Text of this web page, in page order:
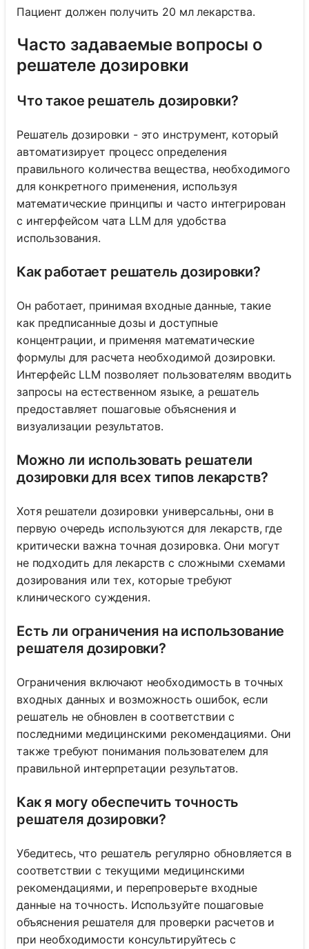
Пациент должен получить 20 мл лекарства.
Часто задаваемые вопросы о
решателе дозировки
Что такое решатель дозировки?
Решатель дозировки - это инструмент, который
автоматизирует процесс определения
правильного количества вещества, необходимого
для конкретного применения, используя
математические принципы и часто интегрирован
с интерфейсом чата LLM для удобства
использования.
Как работает решатель дозировки?
Он работает, принимая входные данные, такие
как предписанные дозы и доступные
концентрации, и применяя математические
формулы для расчета необходимой дозировки.
Интерфейс LLM позволяет пользователям вводить
запросы на естественном языке, а решатель
предоставляет пошаговые объяснения и
визуализации результатов.
Можно ли использовать решатели
дозировки для всех типов лекарств?
Хотя решатели дозировки универсальны, они в
первую очередь используются для лекарств, где
критически важна точная дозировка. Они могут
не подходить для лекарств с сложными схемами
дозирования или тех, которые требуют
клинического суждения.
Есть ли ограничения на использование
решателя дозировки?
Ограничения включают необходимость в точных
входных данных и возможность ошибок, если
решатель не обновлен в соответствии с
последними медицинскими рекомендациями. Они
также требуют понимания пользователем для
правильной интерпретации результатов.
Как я могу обеспечить точность
решателя дозировки?
Убедитесь, что решатель регулярно обновляется в
соответствии с текущими медицинскими
рекомендациями, и перепроверьте входные
данные на точность. Используйте пошаговые
объяснения решателя для проверки расчетов и
при необходимости консультируйтесь с